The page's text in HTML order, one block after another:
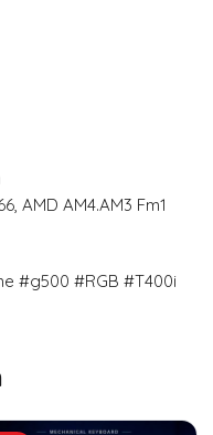
AMD AM4.AM3 Fm1
#g500 #RGB #T400i